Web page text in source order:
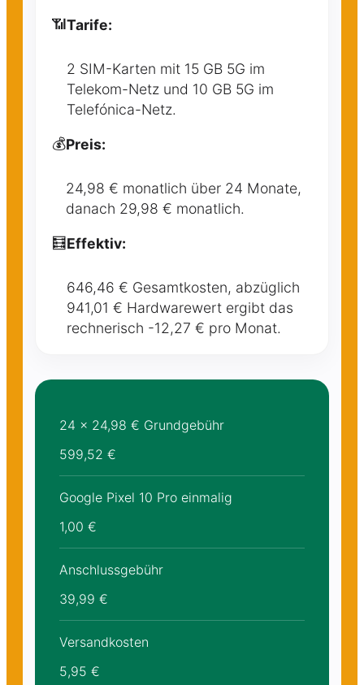
📶Tarife:
2 SIM-Karten mit 15 GB 5G im
Telekom-Netz und 10 GB 5G im
Telefónica-Netz.
💰Preis:
24,98 € monatlich über 24 Monate,
danach 29,98 € monatlich.
🧮Effektiv:
646,46 € Gesamtkosten, abzüglich
941,01 € Hardwarewert ergibt das
rechnerisch -12,27 € pro Monat.
24 × 24,98 € Grundgebühr
599,52 €
Google Pixel 10 Pro einmalig
1,00 €
Anschlussgebühr
39,99 €
Versandkosten
5,95 €